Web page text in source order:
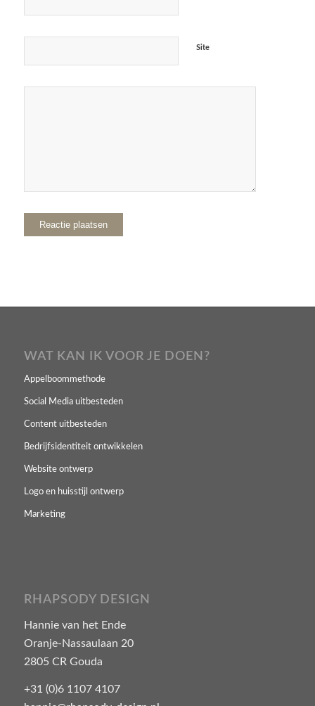
Site
WAT KAN IK VOOR JE DOEN?
Appelboommethode
Social Media uitbesteden
Content uitbesteden
Bedrijfsidentiteit ontwikkelen
Website ontwerp
Logo en huisstijl ontwerp
Marketing
RHAPSODY DESIGN
Hannie van het Ende
Oranje-Nassaulaan 20
2805 CR Gouda
+31 (0)6 1107 4107